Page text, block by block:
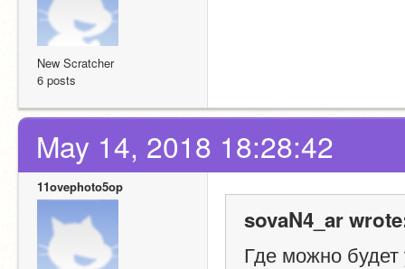
New Scratcher
6 posts
May 14, 2018 18:28:42
11ovephoto5op
sovaN4_ar
Где можно будет